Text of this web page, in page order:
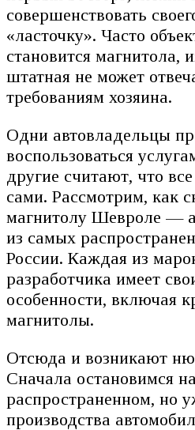
совершенствовать
«ласточку». Часто
становится магнитола,
штатная не может
требованиям хозяина.
Одни автовладельцы
воспользоваться
другие считают, что
сами. Рассмотрим, как
магнитолу Шевроле —
из самых
России. Каждая из
разработчика имеет
особенности, включая
магнитолы.
Отсюда и возникают
Сначала остановимся
распространенном, но
производства